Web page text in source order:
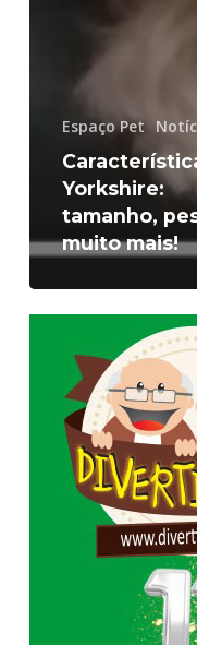
Espaço Pet
Yorkshire:
tamanho,
muito mais!